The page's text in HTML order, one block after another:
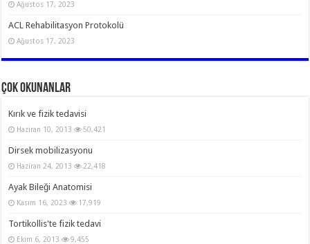
Ağustos 17, 2023
ACL Rehabilitasyon Protokolü
Ağustos 17, 2023
Çok Okunanlar
Kırık ve fizik tedavisi
Haziran 10, 2013 50,421
Dirsek mobilizasyonu
Haziran 24, 2013 22,418
Ayak Bileği Anatomisi
Kasım 16, 2023 17,919
Tortikollis'te fizik tedavi
Ekim 6, 2013 9,455